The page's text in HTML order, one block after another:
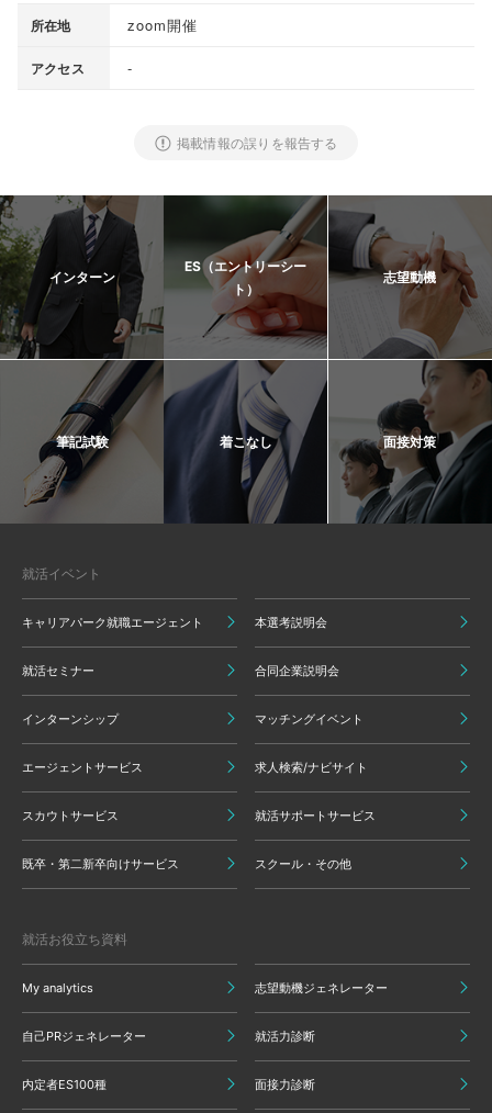
所在地 zoom開催
アクセス -
掲載情報の誤りを報告する
インターン
ES（エントリーシー
ト）
志望動機
筆記試験 着こなし 面接対策
就活イベント
キャリアパーク就職エージェント 本選考説明会
就活セミナー 合同企業説明会
インターンシップ マッチングイベント
エージェントサービス 求人検索/ナビサイト
スカウトサービス 就活サポートサービス
既卒・第二新卒向けサービス スクール・その他
就活お役立ち資料
My analytics 志望動機ジェネレーター
自己PRジェネレーター 就活力診断
内定者ES100種 面接力診断